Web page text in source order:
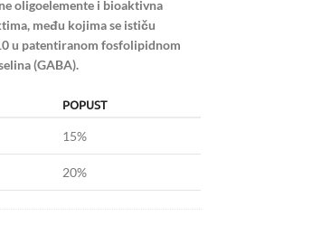
oligoelemente i bioaktivna
među kojima se ističu
u patentiranom fosfolipidnom
(GABA).
POPUST
15%
20%